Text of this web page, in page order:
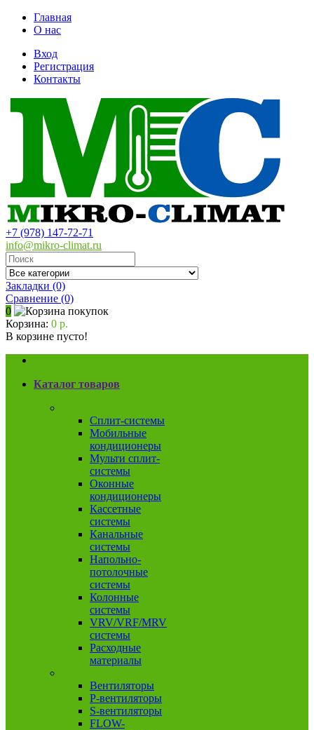
Главная
О нас
Вход
Регистрация
Контакты
+7 (978) 147-72-71
info@mikro-climat.ru
Закладки (0)
Сравнение (0)
0
Корзина: 0 р.
В корзине пусто!
Каталог товаров
Сплит-системы
Мобильные
кондиционеры
Мульти сплит-
системы
Оконные
кондиционеры
Кассетные
системы
Канальные
системы
Напольно-
потолочные
системы
Колонные
системы
VRV/VRF/MRV
системы
Расходные
материалы
Вентиляторы
P-вентиляторы
S-вентиляторы
FLOW-